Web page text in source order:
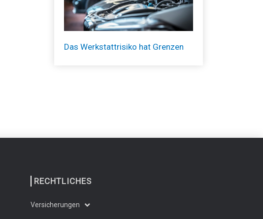
Das Werkstattrisiko hat Grenzen
RECHTLICHES
Versicherungen